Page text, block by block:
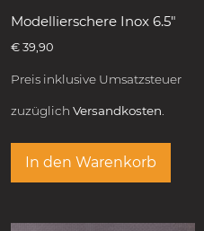
Modellierschere Inox 6.5″
€39,90
Preis inklusive Umsatzsteuer
zuzüglich Versandkosten.
In den Warenkorb